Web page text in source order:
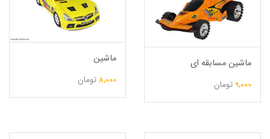
ماشین مسابقه ای
9,000تومان
ماشین
8,000تومان